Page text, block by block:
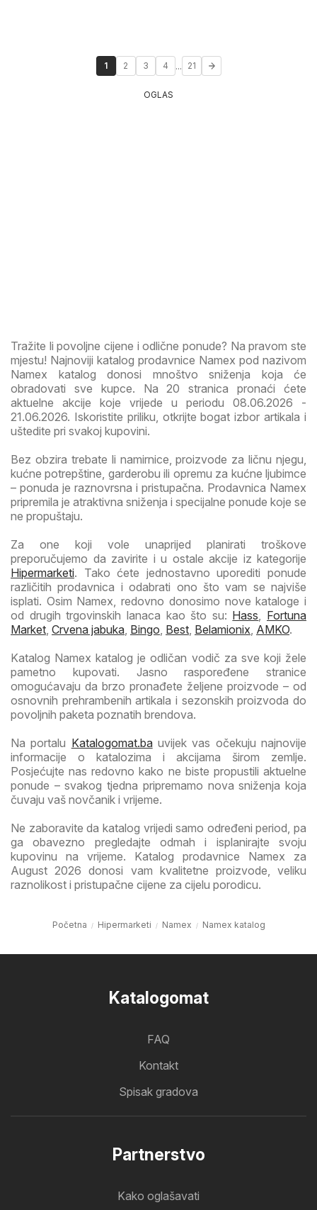
1 2 3 4 ... 21
OGLAS
Tražite li povoljne cijene i odlične ponude? Na pravom ste
mjestu! Najnoviji katalog prodavnice Namex pod nazivom
Namex katalog donosi mnoštvo sniženja koja će
obradovati sve kupce. Na 20 stranica pronaći ćete
aktuelne akcije koje vrijede u periodu 08.06.2026 -
21.06.2026. Iskoristite priliku, otkrijte bogat izbor artikala i
uštedite pri svakoj kupovini.
Bez obzira trebate li namirnice, proizvode za ličnu njegu,
kućne potrepštine, garderobu ili opremu za kućne ljubimce
– ponuda je raznovrsna i pristupačna. Prodavnica Namex
pripremila je atraktivna sniženja i specijalne ponude koje se
ne propuštaju.
Za one koji vole unaprijed planirati troškove
preporučujemo da zavirite i u ostale akcije iz kategorije
Hipermarketi. Tako ćete jednostavno uporediti ponude
različitih prodavnica i odabrati ono što vam se najviše
isplati. Osim Namex, redovno donosimo nove kataloge i
od drugih trgovinskih lanaca kao što su: Hass, Fortuna
Market, Crvena jabuka, Bingo, Best, Belamionix, AMKO.
Katalog Namex katalog je odličan vodič za sve koji žele
pametno kupovati. Jasno raspoređene stranice
omogućavaju da brzo pronađete željene proizvode – od
osnovnih prehrambenih artikala i sezonskih proizvoda do
povoljnih paketa poznatih brendova.
Na portalu Katalogomat.bauvijek vas očekuju najnovije
informacije o katalozima i akcijama širom zemlje.
Posjećujte nas redovno kako ne biste propustili aktuelne
ponude – svakog tjedna pripremamo nova sniženja koja
čuvaju vaš novčanik i vrijeme.
Ne zaboravite da katalog vrijedi samo određeni period, pa
ga obavezno pregledajte odmah i isplanirajte svoju
kupovinu na vrijeme. Katalog prodavnice Namex za
August 2026 donosi vam kvalitetne proizvode, veliku
raznolikost i pristupačne cijene za cijelu porodicu.
Početna Hipermarketi Namex Namex katalog
Katalogomat
FAQ
Kontakt
Spisak gradova
Partnerstvo
Kako oglašavati